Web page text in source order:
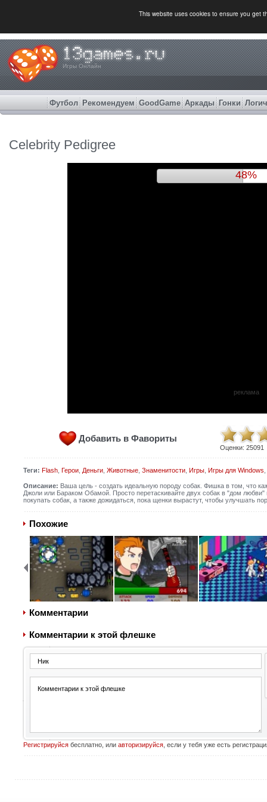
This website uses cookies to ensure you get
Игры Онлайн
Футбол Рекомендуем GoodGame Аркады Гонки
Celebrity Pedigree
51%
реклама
Добавить в Фавориты
Оценки: 25091
Теги: Flash, Герои, Деньги, Животные, Знаменитости, Игры, Игры для Windows
Описание: Ваша цель - создать идеальную породу собак. Фишка в том, что
Джоли или Бараком Обамой. Просто перетаскивайте двух собак в "дом
покупать собак, а также дожидаться, пока щенки вырастут, чтобы улучшать
Похожие
Комментарии
Комментарии к этой флешке
Регистрируйсябесплатно, или авторизируйся, если у тебя уже есть